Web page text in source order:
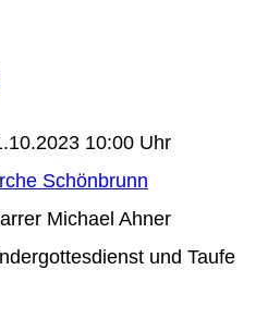
10:00 Uhr
Schönbrunn
Michael Ahner
und Taufe